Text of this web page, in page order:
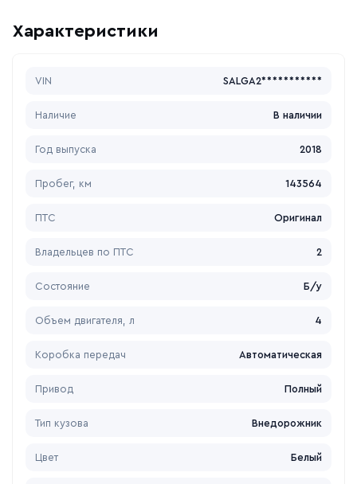
Характеристики
VIN SALGA2***********
Наличие В наличии
Год выпуска 2018
Пробег, км 143564
ПТС Оригинал
Владельцев по ПТС 2
Состояние Б/у
Объем двигателя, л 4
Коробка передач Автоматическая
Привод Полный
Тип кузова Внедорожник
Цвет Белый